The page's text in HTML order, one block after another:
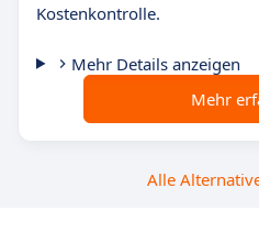
Kostenkontrolle.
Mehr Details anzeigen
Mehr
Alle